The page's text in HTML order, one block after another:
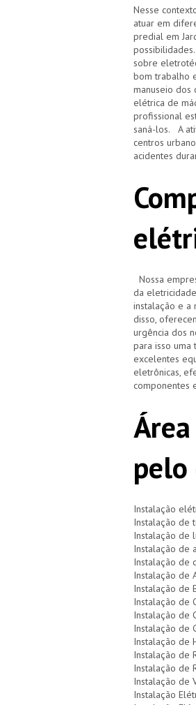
Nesse
atuar em
predial em
sobre
bom trabalho
manuseio dos
elétrica de
profissional
saná-los. A
centros
acidentes
Nossa
da
instalação e a
disso,
urgência dos
para isso uma
excelentes
eletrônicas,
componentes
pelo
Instalação
Instalação de
Instalação de
Instalação de
Instalação de
Instalação de
Instalação de
Instalação de
Instalação de
Instalação de
Instalação de
Instalação de
Instalação de
Instalação de
Instalação